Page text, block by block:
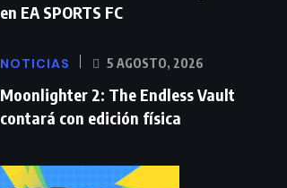
en EA SPORTS FC
NOTICIAS 5 AGOSTO, 2026
Moonlighter 2: The Endless Vault
contará con edición física